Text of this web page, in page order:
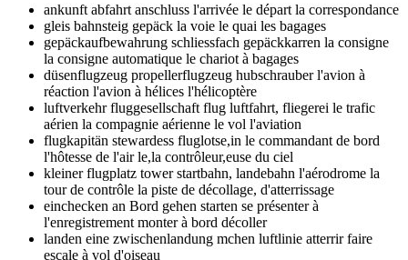
ankunft abfahrt anschluss l'arrivée le départ la correspondance
gleis bahnsteig gepäck la voie le quai les bagages
gepäckaufbewahrung schliessfach gepäckkarren la consigne
la consigne automatique le chariot à bagages
düsenflugzeug propellerflugzeug hubschrauberl'avion à
réaction l'avion à hélices l'hélicoptère
luftverkehr fluggesellschaft flug luftfahrt, fliegerei le trafic
aérien la compagnie aérienne le vol l'aviation
flugkapitän stewardess fluglotse,in le commandant de bord
l'hôtesse de l'air le,la contrôleur,euse du ciel
kleiner flugplatz tower startbahn, landebahn l'aérodrome la
tour de contrôle la piste de décollage, d'atterrissage
einchecken an Bord gehen starten se présenter à
l'enregistrement monter à bord décoller
landen eine zwischenlandung mchen luftlinie atterrir faire
escale à vol d'oiseau